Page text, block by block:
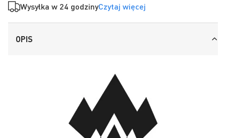
Wysyłka w 24 godzinyCzytaj więcej
OPIS